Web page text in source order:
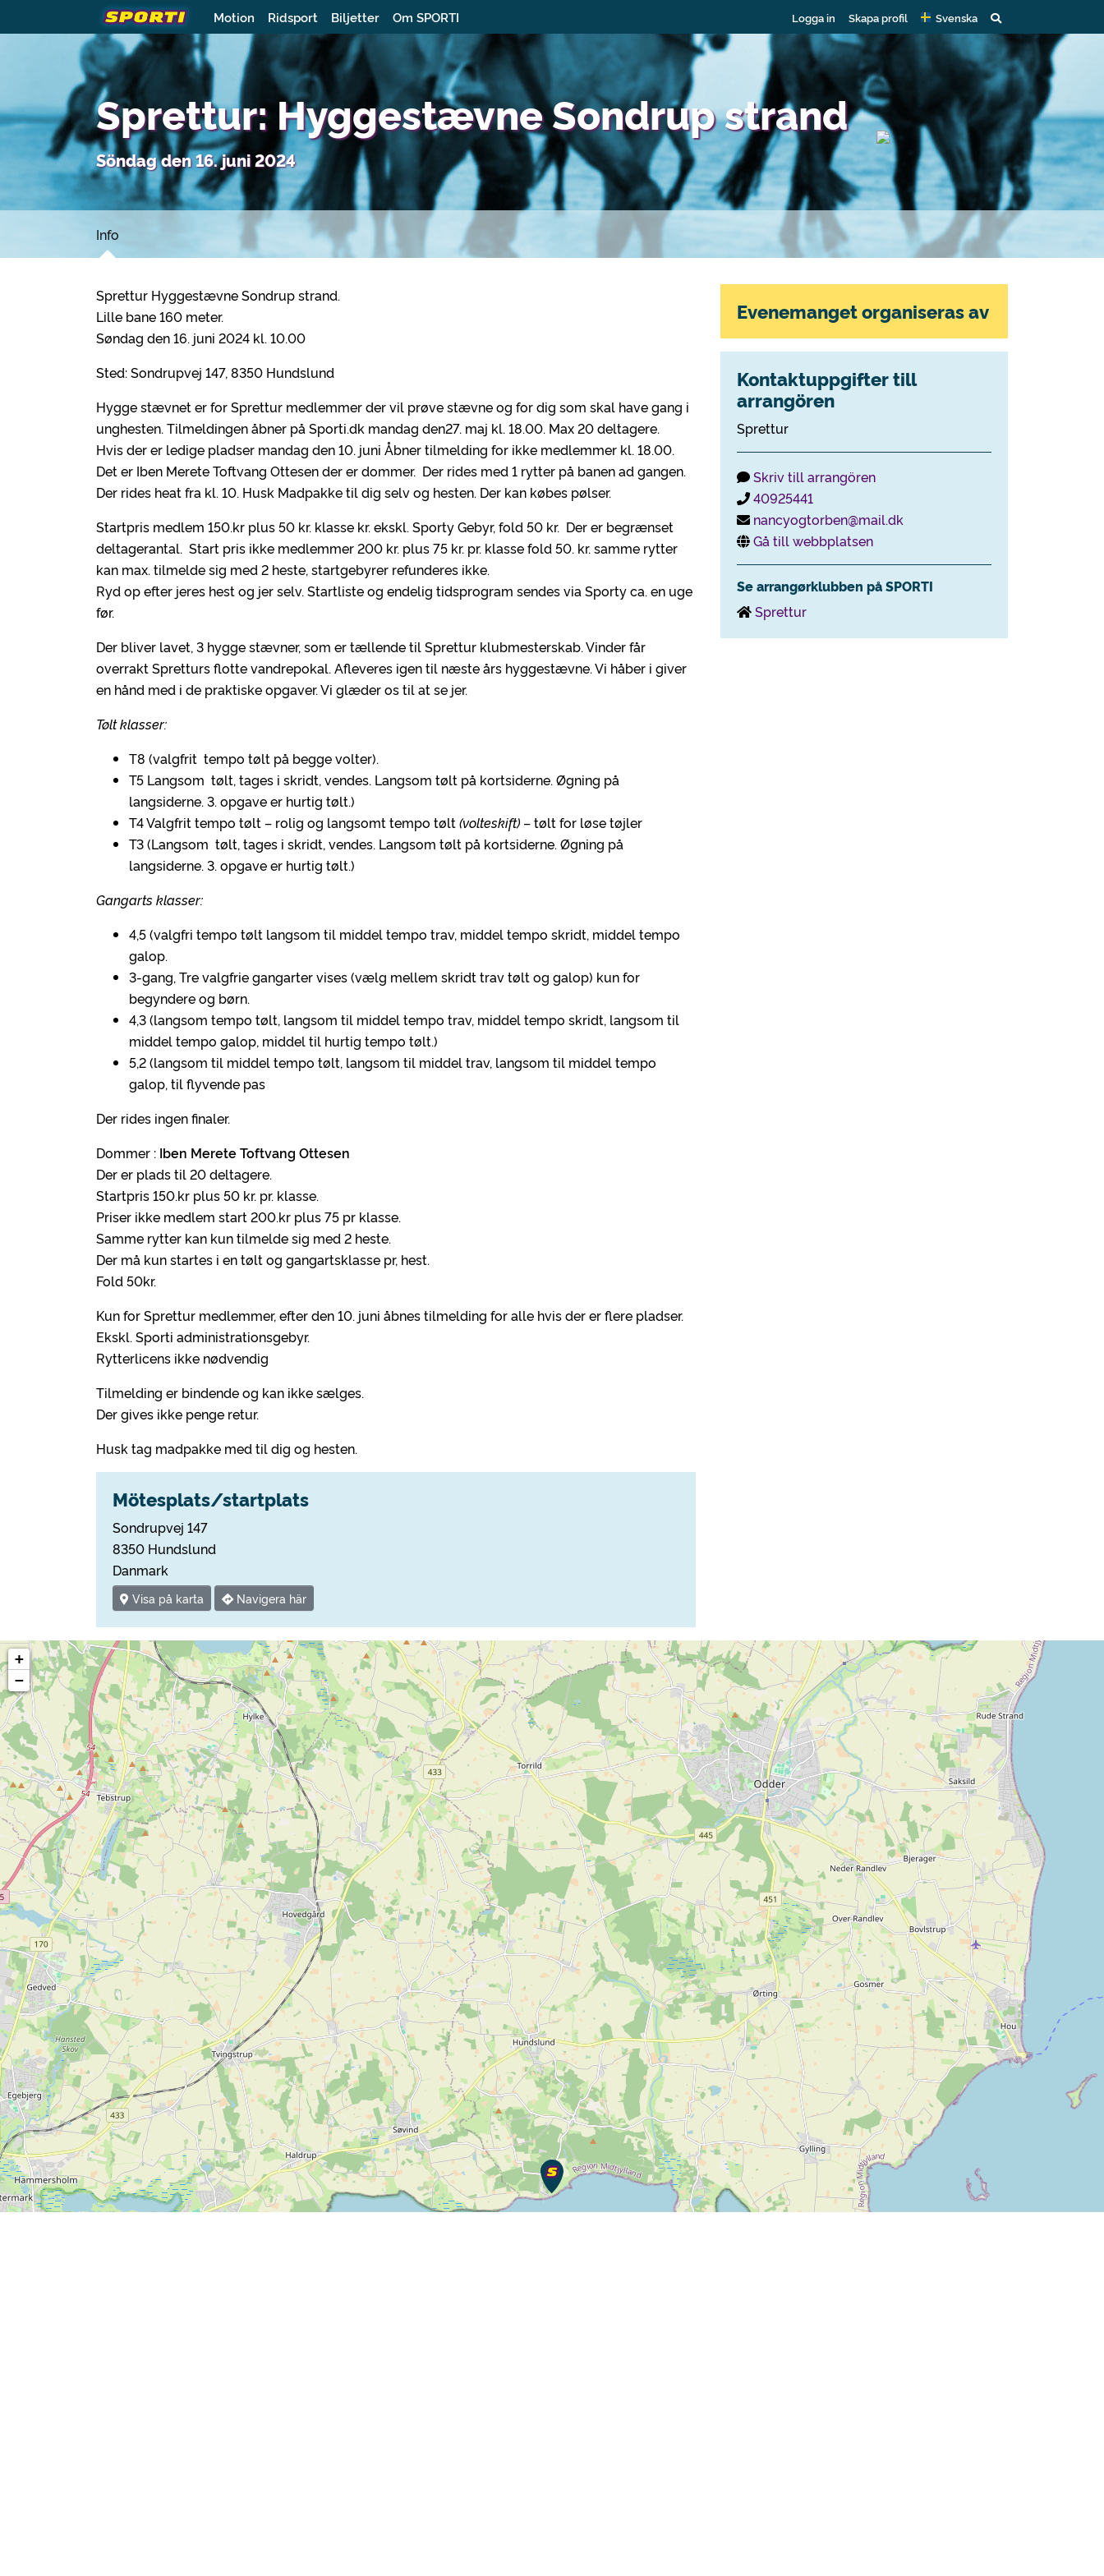
Motion Ridsport Biljetter Om SPORTI Logga in Skapa profil Svenska
Sprettur: Hyggestævne Sondrup strand
Söndag den 16. juni 2024
Info
Sprettur Hyggestævne Sondrup strand.
Lille bane 160 meter.
Søndag den 16. juni 2024 kl. 10.00
Sted: Sondrupvej 147, 8350 Hundslund
Hygge stævnet er for Sprettur medlemmer der vil prøve stævne og for dig som skal have gang i
unghesten. Tilmeldingen åbner på Sporti.dk mandag den27. maj kl. 18.00. Max 20 deltagere.
Hvis der er ledige pladser mandag den 10. juni Åbner tilmelding for ikke medlemmer kl. 18.00.
Det er Iben Merete Toftvang Ottesen der er dommer. Der rides med 1 rytter på banen ad gangen.
Der rides heat fra kl. 10. Husk Madpakke til dig selv og hesten. Der kan købes pølser.
Startpris medlem 150.kr plus 50 kr. klasse kr. ekskl. Sporty Gebyr, fold 50 kr. Der er begrænset
deltagerantal. Start pris ikke medlemmer 200 kr. plus 75 kr. pr. klasse fold 50. kr. samme rytter
kan max. tilmelde sig med 2 heste, startgebyrer refunderes ikke.
Ryd op efter jeres hest og jer selv. Startliste og endelig tidsprogram sendes via Sporty ca. en uge
før.
Der bliver lavet, 3 hygge stævner, som er tællende til Sprettur klubmesterskab. Vinder får
overrakt Spretturs flotte vandrepokal. Afleveres igen til næste års hyggestævne. Vi håber i giver
en hånd med i de praktiske opgaver. Vi glæder os til at se jer.
Tølt klasser:
T8 (valgfrit tempo tølt på begge volter).
T5 Langsom tølt, tages i skridt, vendes. Langsom tølt på kortsiderne. Øgning på
langsiderne. 3. opgave er hurtig tølt.)
T4 Valgfrit tempo tølt – rolig og langsomt tempo tølt(volteskift) – tølt for løse tøjler
T3 (Langsom tølt, tages i skridt, vendes. Langsom tølt på kortsiderne. Øgning på
langsiderne. 3. opgave er hurtig tølt.)
Gangarts klasser:
4,5 (valgfri tempo tølt langsom til middel tempo trav, middel tempo skridt, middel tempo
galop.
3-gang, Tre valgfrie gangarter vises (vælg mellem skridt trav tølt og galop) kun for
begyndere og børn.
4,3 (langsom tempo tølt, langsom til middel tempo trav, middel tempo skridt, langsom til
middel tempo galop, middel til hurtig tempo tølt.)
5,2 (langsom til middel tempo tølt, langsom til middel trav, langsom til middel tempo
galop, til flyvende pas
Der rides ingen finaler.
Dommer : Iben Merete Toftvang Ottesen
Der er plads til 20 deltagere.
Startpris 150.kr plus 50 kr. pr. klasse.
Priser ikke medlem start 200.kr plus 75 pr klasse.
Samme rytter kan kun tilmelde sig med 2 heste.
Der må kun startes i en tølt og gangartsklasse pr, hest.
Fold 50kr.
Kun for Sprettur medlemmer, efter den 10. juni åbnes tilmelding for alle hvis der er flere pladser.
Ekskl. Sporti administrationsgebyr.
Rytterlicens ikke nødvendig
Tilmelding er bindende og kan ikke sælges.
Der gives ikke penge retur.
Husk tag madpakke med til dig og hesten.
Mötesplats/startplats
Sondrupvej 147
8350 Hundslund
Danmark
Visa på karta Navigera här
Evenemanget organiseras av
Kontaktuppgifter till
arrangören
Sprettur
Skriv till arrangören
40925441
nancyogtorben@mail.dk
Gå till webbplatsen
Se arrangørklubben på SPORTI
Sprettur
+
−